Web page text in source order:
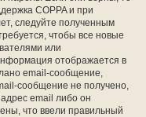
COPPA и при
следуйте полученным
чтобы все новые
или
отображается в
email-сообщение,
сообщение не получено,
email либо он
что ввели правильный